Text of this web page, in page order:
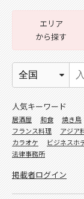
エリア
から探す
人気キーワード
居酒屋 和食 焼き鳥
フランス料理
アジア
カラオケ
ビジネスホ
法律事務所
掲載者ログイン